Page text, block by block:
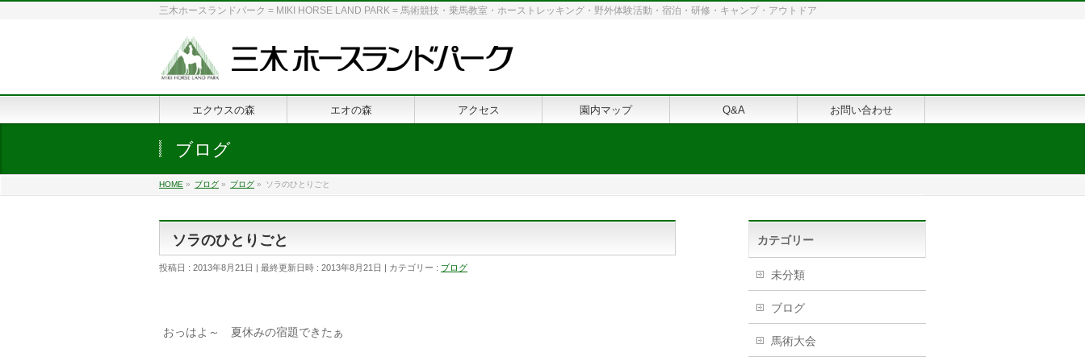
三木ホースランドパーク = MIKI HORSE LAND PARK = 馬術競技・乗馬教室・ホーストレッキング・野外体験活動・宿泊・研修・キャンプ・アウトドア
エクウスの森 エオの森 アクセス 園内マップ Q&A お問い合わせ
ブログ
HOME » ブログ » ブログ » ソラのひとりごと
ソラのひとりごと
投稿日 : 2013年8月21日 最終更新日時 : 2013年8月21日 カテゴリー : ブログ
おっはよ～ 夏休みの宿題できたぁ
カテゴリー
未分類
ブログ
馬術大会